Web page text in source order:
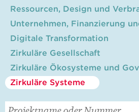
Ressourcen, Design und
Unternehmen, Finanzierung
Digitale Transformation
Zirkuläre Gesellschaft
Zirkuläre Ökosysteme und
Zirkuläre Systeme